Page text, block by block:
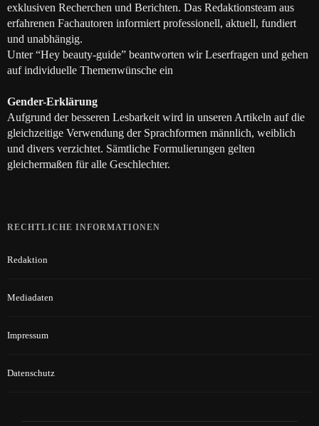
exklusiven Recherchen und Berichten. Das Redaktionsteam aus
erfahrenen Fachautoren informiert professionell, aktuell, fundiert
und unabhängig.
Unter “Hey beauty-guide” beantworten wir Leserfragen und gehen
auf individuelle Themenwünsche ein
Gender-Erklärung
Aufgrund der besseren Lesbarkeit wird in unseren Artikeln auf die
gleichzeitige Verwendung der Sprachformen männlich, weiblich
und divers verzichtet. Sämtliche Formulierungen gelten
gleichermaßen für alle Geschlechter.
RECHTLICHE INFORMATIONEN
Redaktion
Mediadaten
Impressum
Datenschutz